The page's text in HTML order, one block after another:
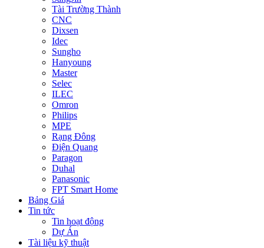
Tài Trường Thành
CNC
Dixsen
Idec
Sungho
Hanyoung
Master
Selec
ILEC
Omron
Philips
MPE
Rạng Đông
Điện Quang
Paragon
Duhal
Panasonic
FPT Smart Home
Bảng Giá
Tin tức
Tin hoạt động
Dự Án
Tài liệu kỹ thuật